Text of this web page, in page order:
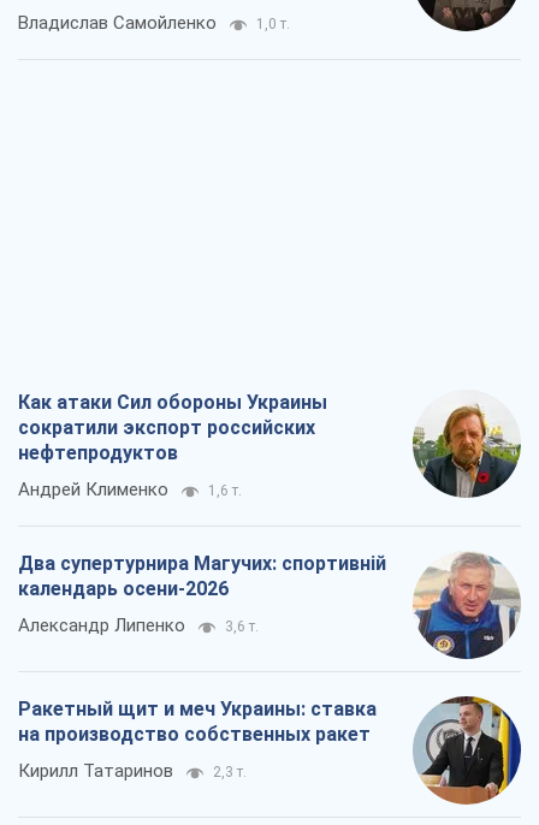
Владислав Самойленко 1,0 т.
Как атаки Сил обороны Украины
сократили экспорт российских
нефтепродуктов
Андрей Клименко 1,6 т.
Два супертурнира Магучих: спортивній
календарь осени-2026
Александр Липенко 3,6 т.
Ракетный щит и меч Украины: ставка
на производство собственных ракет
Кирилл Татаринов 2,3 т.